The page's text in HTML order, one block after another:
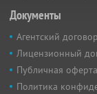
Документы
Агентский договор
Лицензионный
Публичная оферта
Политика